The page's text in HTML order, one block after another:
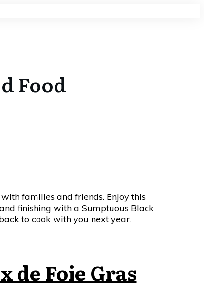
Food
families and friends. Enjoy this
finishing with a Sumptuous Black
to cook with you next year.
de Foie Gras